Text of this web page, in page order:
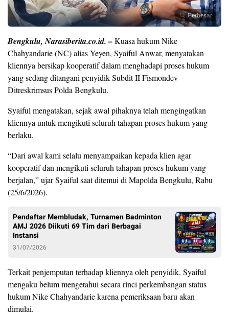
Perbesar
Bengkulu, Narasiberita.co.id. –Kuasa hukum Nike
Chahyandarie (NC) alias Yeyen, Syaiful Anwar, menyatakan
kliennya bersikap kooperatif dalam menghadapi proses hukum
yang sedang ditangani penyidik Subdit II Fismondev
Ditreskrimsus Polda Bengkulu.
Syaiful mengatakan, sejak awal pihaknya telah mengingatkan
kliennya untuk mengikuti seluruh tahapan proses hukum yang
berlaku.
“Dari awal kami selalu menyampaikan kepada klien agar
kooperatif dan mengikuti seluruh tahapan proses hukum yang
berjalan,” ujar Syaiful saat ditemui di Mapolda Bengkulu, Rabu
(25/6/2026).
Pendaftar Membludak, Turnamen Badminton
AMJ 2026 Diikuti 69 Tim dari Berbagai
Instansi
31/07/2026
Terkait penjemputan terhadap kliennya oleh penyidik, Syaiful
mengaku belum mengetahui secara rinci perkembangan status
hukum Nike Chahyandarie karena pemeriksaan baru akan
dimulai.